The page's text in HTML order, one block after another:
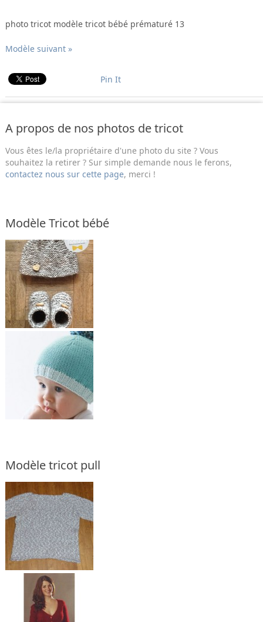
photo tricot modèle tricot bébé prématuré 13
Modèle suivant »
Pin It
A propos de nos photos de tricot
Vous êtes le/la propriétaire d'une photo du site ? Vous
souhaitez la retirer ? Sur simple demande nous le ferons,
contactez nous sur cette page, merci !
Modèle Tricot bébé
Modèle tricot pull